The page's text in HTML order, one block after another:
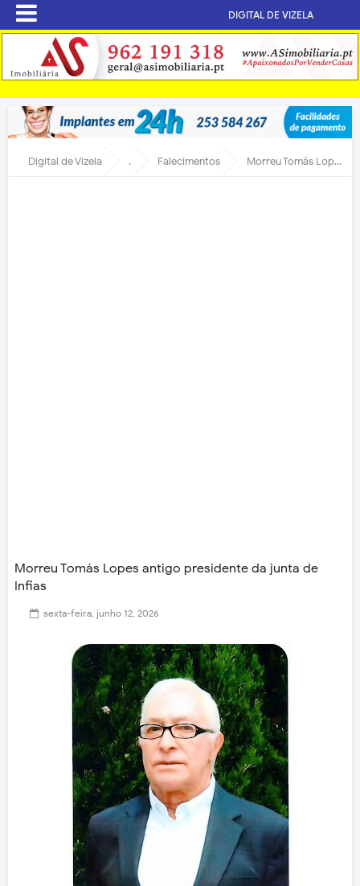
DIGITAL DE VIZELA
Digital de Vizela . Falecimentos Morreu Tomás Lopes antigo presidente da junta de Infias
Morreu Tomás Lopes antigo presidente da junta de
Infias
sexta-feira, junho 12, 2026